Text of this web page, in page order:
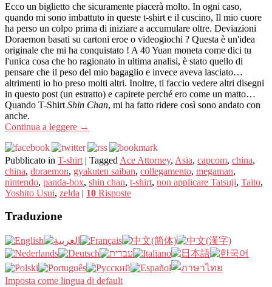
Ecco un biglietto che sicuramente piacerà molto. In ogni caso,
quando mi sono imbattuto in queste t-shirt e il cuscino, Il mio cuore
ha perso un colpo prima di iniziare a accumulare oltre. Deviazioni
Doraemon basati su cartoni eroe o videogiochi ? Questa è un'idea
originale che mi ha conquistato ! A 40 Yuan moneta come dici tu
l'unica cosa che ho ragionato in ultima analisi, è stato quello di
pensare che il peso del mio bagaglio e invece aveva lasciato…
altrimenti io ho preso molti altri. Inoltre, ti faccio vedere altri disegni
in questo post (un estratto) e capirete perché ero come un matto…
Quando T-Shirt Shin Chan, mi ha fatto ridere così sono andato con
anche.
Continua a leggere →
Pubblicato in T-shirt | Tagged Ace Attorney, Asia, capcom, china,
china, doraemon, gyakuten saiban, collegamento, megaman,
nintendo, panda-box, shin chan, t-shirt, non applicare Tatsuji, Taito,
Yoshito Usui, zelda | 10 Risposte
Traduzione
Imposta come lingua di default